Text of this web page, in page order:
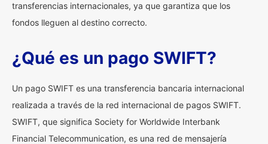
transferencias internacionales, ya que garantiza que los
fondos lleguen al destino correcto.
¿Qué es un pago SWIFT?
Un pago SWIFT es una transferencia bancaria internacional
realizada a través de la red internacional de pagos SWIFT.
SWIFT, que significa Society for Worldwide Interbank
Financial Telecommunication, es una red de mensajería